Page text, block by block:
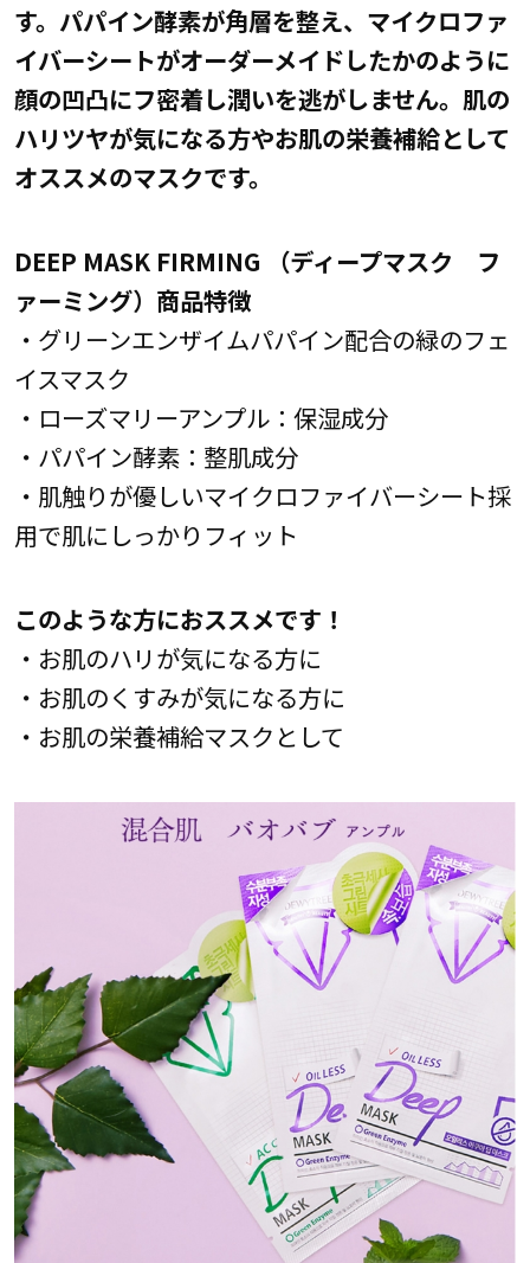
す。パパイン酵素が角層を整え、マイクロファ
イバーシートがオーダーメイドしたかのように
顔の凹凸にフ密着し潤いを逃がしません。肌の
ハリツヤが気になる方やお肌の栄養補給として
オススメのマスクです。
DEEP MASK FIRMING （ディープマスク フ
ァーミング）商品特徴
・グリーンエンザイムパパイン配合の緑のフェ
イスマスク
・ローズマリーアンプル：保湿成分
・パパイン酵素：整肌成分
・肌触りが優しいマイクロファイバーシート採
用で肌にしっかりフィット
このような方におススメです！
・お肌のハリが気になる方に
・お肌のくすみが気になる方に
・お肌の栄養補給マスクとして